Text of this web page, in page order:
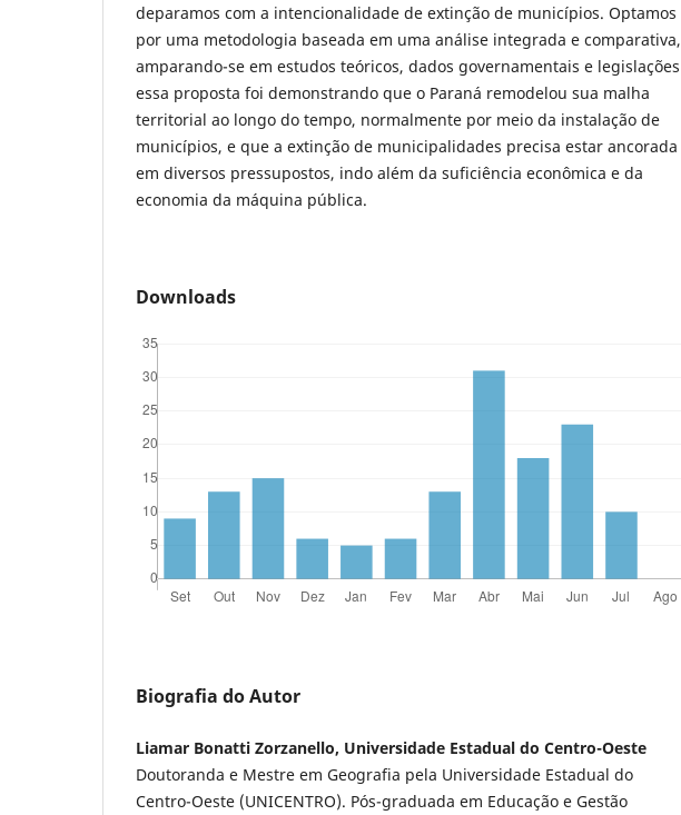
deparamos com a intencionalidade de extinção de municípios. Optamos
por uma metodologia baseada em uma análise integrada e comparativa,
amparando-se em estudos teóricos, dados governamentais e legislações
essa proposta foi demonstrando que o Paraná remodelou sua malha
territorial ao longo do tempo, normalmente por meio da instalação de
municípios, e que a extinção de municipalidades precisa estar ancorada
em diversos pressupostos, indo além da suficiência econômica e da
economia da máquina pública.
Downloads
Biografia do Autor
Liamar Bonatti Zorzanello, Universidade Estadual do Centro-Oeste
Doutoranda e Mestre em Geografia pela Universidade Estadual do
Centro-Oeste (UNICENTRO). Pós-graduada em Educação e Gestão